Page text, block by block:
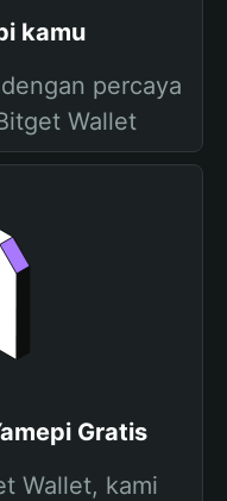
kamu
percaya
Wallet
Gratis
Wallet, kami